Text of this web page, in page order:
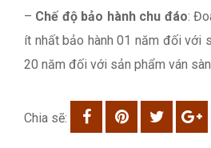
– Chế độ bảo hành chu đáo:
ít nhất bảo hành 01 năm đối với
20 năm đối với sản phẩm ván
Chia sẽ: